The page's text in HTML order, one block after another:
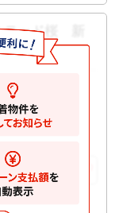
ッド桜 新
2
りに追加